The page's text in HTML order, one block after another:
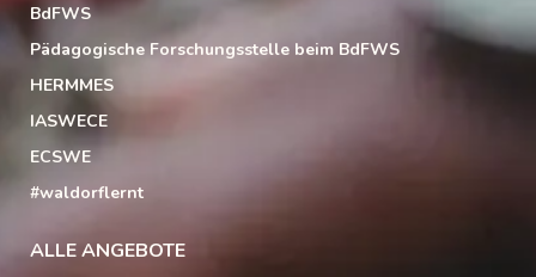
BdFWS
Pädagogische Forschungsstelle beim BdFWS
HERMMES
IASWECE
ECSWE
#waldorflernt
ALLE ANGEBOTE